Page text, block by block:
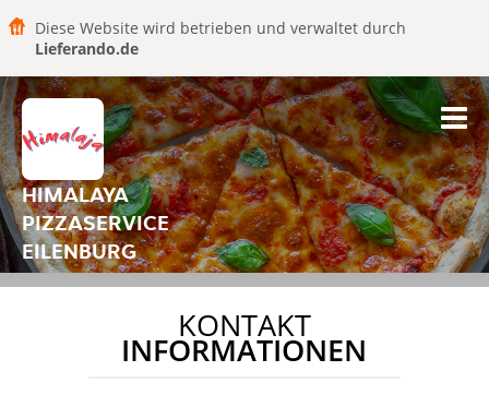
Diese Website wird betrieben und verwaltet durch
Lieferando.de
HIMALAYA
PIZZASERVICE
EILENBURG
KONTAKT
INFORMATIONEN